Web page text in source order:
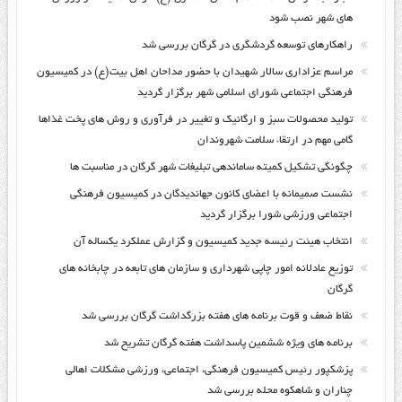
های شهر نصب شود
راهکارهای توسعه گردشگری در گرگان بررسی شد
مراسم عزاداری سالار شهیدان با حضور مداحان اهل بیت(ع) در کمیسیون
فرهنگی اجتماعی شورای اسلامی شهر برگزار گردید
تولید محصولات سبز و ارگانیک و تغییر در فرآوری و روش های پخت غذاها
گامی مهم در ارتقاء سلامت شهروندان
چگونگی تشکیل کمیته ساماندهی تبلیغات شهر گرگان در مناسبت ها
نشست صمیمانه با اعضای کانون جهاندیدگان در کمیسیون فرهنگی
اجتماعی ورزشی شورا برگزار گردید
انتخاب هیئت رئیسه جدید کمیسیون و گزارش عملکرد یکساله آن
توزیع عادلانه امور چاپی شهرداری و سازمان های تابعه در چابخانه های
گرگان
نقاط ضعف و قوت برنامه های هفته بزرگداشت گرگان بررسی شد
برنامه های ویژه ششمین پاسداشت هفته گرگان تشریح شد
پزشکپور رئیس کمیسیون فرهنگی، اجتماعی، ورزشی مشکلات اهالی
چناران و شاهکوه محله بررسی شد